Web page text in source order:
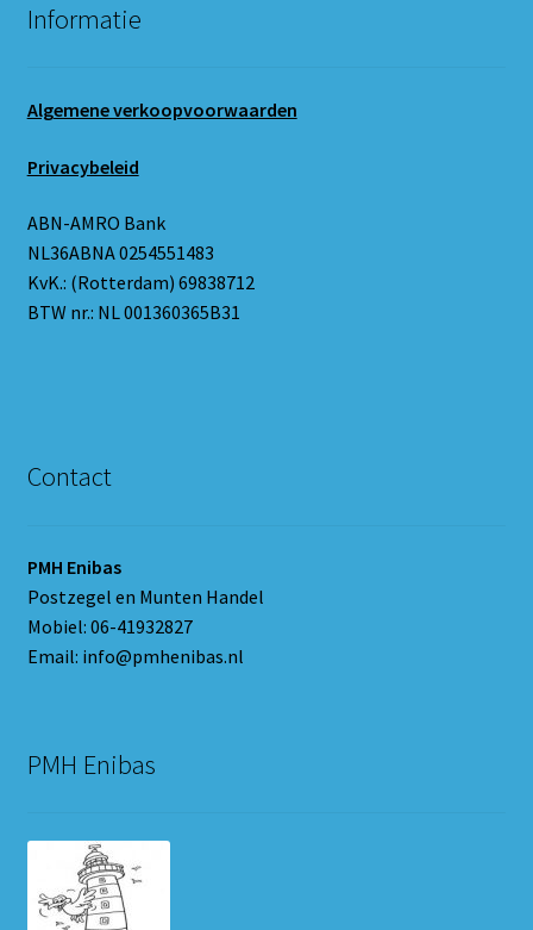
Informatie
Algemene verkoopvoorwaarden
Privacybeleid
ABN-AMRO Bank
NL36ABNA 0254551483
KvK.: (Rotterdam) 69838712
BTW nr.: NL 001360365B31
Contact
PMH Enibas
Postzegel en Munten Handel
Mobiel: 06-41932827
Email: info@pmhenibas.nl
PMH Enibas